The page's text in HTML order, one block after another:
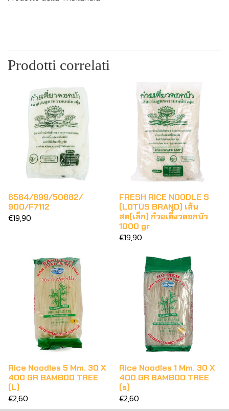
Prodotti correlati
6564/899/50882/
900/F7112
€19,90
FRESH RICE NOODLE S
(LOTUS BRAND) เส้น
สด(เล็ก) ก๋วยเตี๋ยวดอกบัว
1000 gr
€19,90
Rice Noodles 5 Mm. 30 X
400 GR BAMBOO TREE
(L)
€2,60
Rice Noodles 1 Mm. 30 X
400 GR BAMBOO TREE
(s)
€2,60